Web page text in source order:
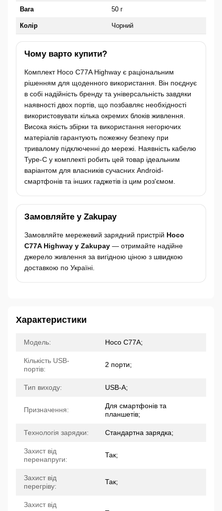
Вага 50 г
Колір Чорний
Чому варто купити?
Комплект Hoco C77A Highway є раціональним
рішенням для щоденного використання. Він поєднує
в собі надійність бренду та універсальність завдяки
наявності двох портів, що позбавляє необхідності
використовувати кілька окремих блоків живлення.
Висока якість збірки та використання негорючих
матеріалів гарантують пожежну безпеку при
тривалому підключенні до мережі. Наявність кабелю
Type-C у комплекті робить цей товар ідеальним
варіантом для власників сучасних Android-
смартфонів та інших гаджетів із цим роз'ємом.
Замовляйте у Zakupay
Замовляйте мережевий зарядний пристрій Hoco
C77A Highway у Zakupay — отримайте надійне
джерело живлення за вигідною ціною з швидкою
доставкою по Україні.
Характеристики
Модель: Hoco C77A;
Кількість USB-
портів:
2 порти;
Тип виходу: USB-A;
Призначення:
Для смартфонів та
планшетів;
Технологія зарядки: Стандартна зарядка;
Захист від
перенапруги:
Так;
Захист від
перегріву:
Так;
Захист від